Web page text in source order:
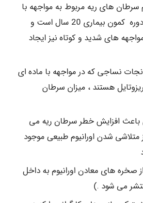
تمام سرطان های ریه مربوط به مواجهه با
اسبست است . دوره کمون بیماری 20 سال است و
های شدید و کوتاه نیز ایجاد
نساجی که در مواجهه با ماده ای
هستند ، میزان سرطان
باعث افزایش خطر سرطان ریه می
متلاشی شدن اورانیوم طبیعی موجود
صخره های معادن اورانیوم به داخل
می شود .)